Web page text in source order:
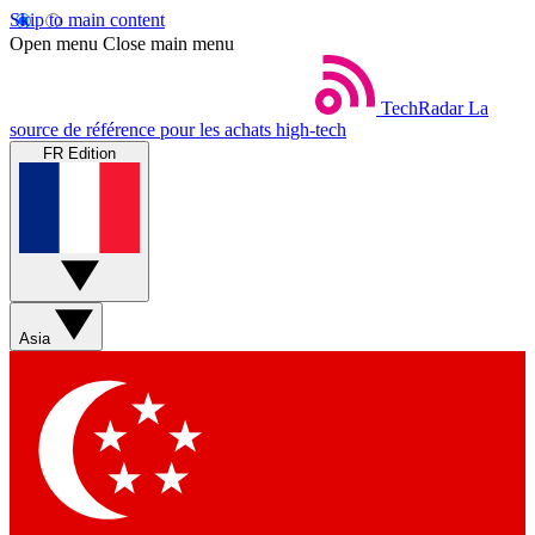
Skip to main content
Open menu Close main menu
TechRadar La
source de référence pour les achats high-tech
FR Edition
Asia